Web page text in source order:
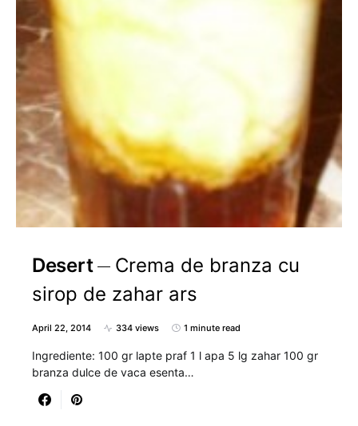
Desert
Crema de branza cu
sirop de zahar ars
April 22, 2014 334 views 1 minute read
Ingrediente: 100 gr lapte praf 1 l apa 5 lg zahar 100 gr
branza dulce de vaca esenta…